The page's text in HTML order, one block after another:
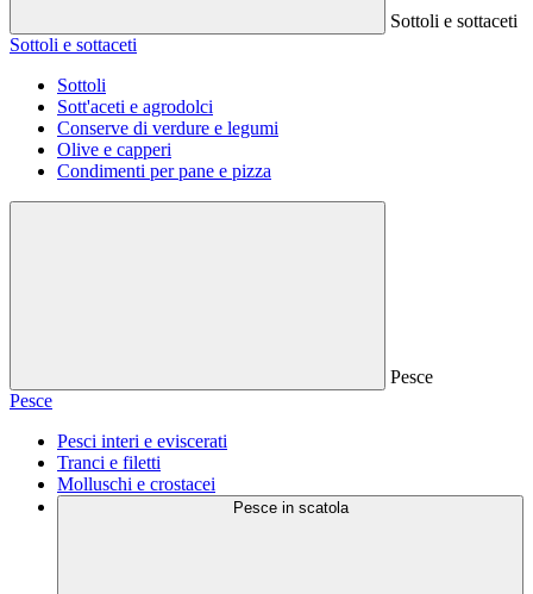
Sottoli e sottaceti
Sottoli e sottaceti
Sottoli
Sott'aceti e agrodolci
Conserve di verdure e legumi
Olive e capperi
Condimenti per pane e pizza
Pesce
Pesce
Pesci interi e eviscerati
Tranci e filetti
Molluschi e crostacei
Pesce in scatola